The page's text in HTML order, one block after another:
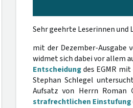
Sehr geehrte Leserinnen und
mit der Dezember-Ausgabe
widmet sich dabei vor allem
Entscheidungdes EGMR
Stephan Schlegel
Aufsatz von Herrn Roman
strafrechtlichen Einstufung